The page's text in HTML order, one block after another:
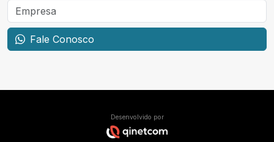
Fale Conosco
Desenvolvido por